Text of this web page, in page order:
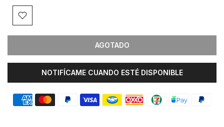
AGOTADO
NOTIFÍCAME CUANDO ESTÉ DISPONIBLE